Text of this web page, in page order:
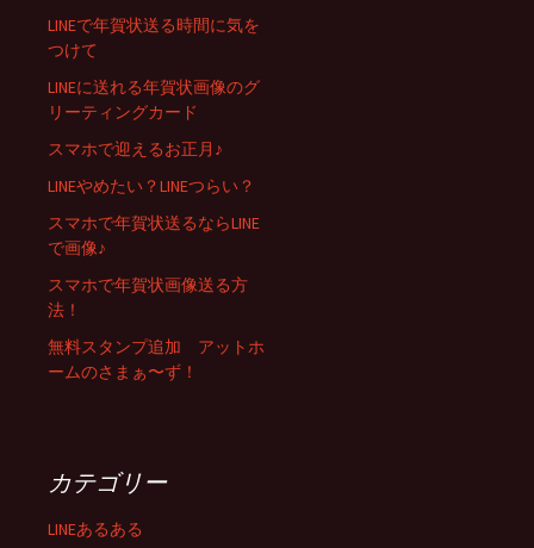
LINEで年賀状送る時間に気を
つけて
LINEに送れる年賀状画像のグ
リーティングカード
スマホで迎えるお正月♪
LINEやめたい？LINEつらい？
スマホで年賀状送るならLINE
で画像♪
スマホで年賀状画像送る方
法！
無料スタンプ追加 アットホ
ームのさまぁ〜ず！
カテゴリー
LINEあるある